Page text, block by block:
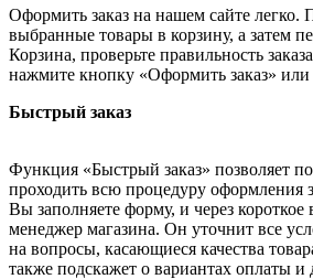
Оформить заказ на нашем сайте легко.
выбранные товары в корзину, а затем
Корзина, проверьте правильность
нажмите кнопку «Оформить заказ» или
Быстрый заказ
Функция «Быстрый заказ» позволяет
проходить всю процедуру оформления
Вы заполняете форму, и через короткое
менеджер магазина. Он уточнит все
на вопросы, касающиеся качества
также подскажет о вариантах оплаты и